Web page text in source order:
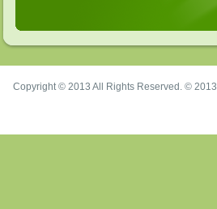
Copyright © 2013 All Rights Reserved. © 2013